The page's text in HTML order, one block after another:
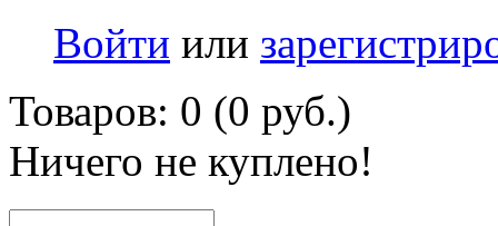
Войти или
Товаров: 0 (0 руб.)
Ничего не куплено!